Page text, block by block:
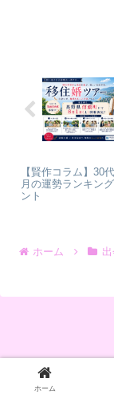
【賢作コラム】30
月の運勢ランキン
ント
ホーム
ホーム